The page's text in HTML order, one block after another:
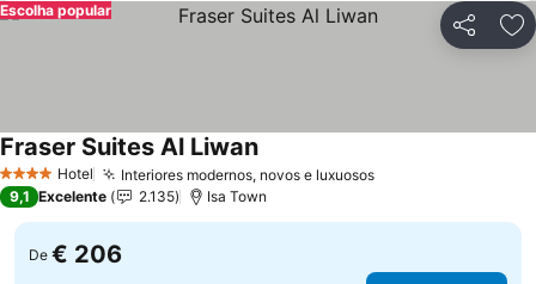
Partilhar
Escolha popular
4 EstrelasHotel Interiores modernos, novos e luxuososVer preços
Fraser Suites Al LiwanVer preços
9,1 Excelente 2.135 Isa Town
De € 206